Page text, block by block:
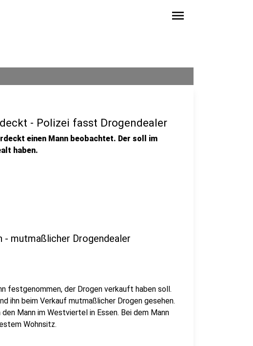
menu
- Polizei fasst Drogendealer
einen Mann beobachtet. Der soll im
haben.
- mutmaßlicher Drogendealer
festgenommen, der Drogen verkauft haben soll.
ihn beim Verkauf mutmaßlicher Drogen gesehen.
Mann im Westviertel in Essen. Bei dem Mann
Wohnsitz.